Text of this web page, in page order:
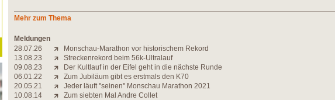
Mehr zum Thema
Meldungen
28.07.26
Monschau-Marathon vor historischem Rekord
13.08.23
Streckenrekord beim 56k-Ultralauf
09.08.23
Der Kultlauf in der Eifel geht in die nächste Runde
06.01.22
Zum Jubiläum gibt es erstmals den K70
20.05.21
Jeder läuft ''seinen'' Monschau Marathon 2021
10.08.14
Zum siebten Mal Andre Collet